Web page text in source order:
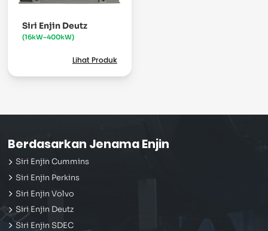
Siri Enjin Deutz
(16kW-400kW)
Lihat Produk
Berdasarkan Jenama Enjin
Siri Enjin Cummins
Siri Enjin Perkins
Siri Enjin Volvo
Siri Enjin Deutz
Siri Enjin SDEC